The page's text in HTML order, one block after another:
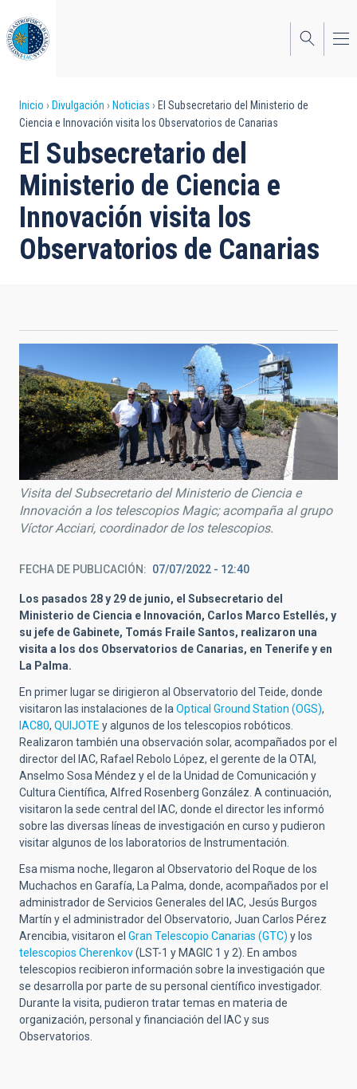
al
contenido
principal
Sobrescribir
enlaces
de
ayuda
a
la
Inicio Divulgación Noticias
El Subsecretario del Ministerio de
Ciencia e Innovación visita los Observatorios de Canarias
El Subsecretario del
Ministerio de Ciencia e
Innovación visita los
Observatorios de Canarias
Visita del Subsecretario del Ministerio de Ciencia e
Innovación a los telescopios Magic; acompaña al grupo
Víctor Acciari, coordinador de los telescopios.
FECHA DE PUBLICACIÓN 07/07/2022 - 12:40
Los pasados 28 y 29 de junio, el Subsecretario del
Ministerio de Ciencia e Innovación, Carlos Marco Estellés, y
su jefe de Gabinete, Tomás Fraile Santos, realizaron una
visita a los dos Observatorios de Canarias, en Tenerife y en
La Palma.
En primer lugar se dirigieron al Observatorio del Teide, donde
visitaron las instalaciones de la Optical Ground Station (OGS),
IAC80, QUIJOTE y algunos de los telescopios robóticos.
Realizaron también una observación solar, acompañados por el
director del IAC, Rafael Rebolo López, el gerente de la OTAI,
Anselmo Sosa Méndez y el de la Unidad de Comunicación y
Cultura Científica, Alfred Rosenberg González. A continuación,
visitaron la sede central del IAC, donde el director les informó
sobre las diversas líneas de investigación en curso y pudieron
visitar algunos de los laboratorios de Instrumentación.
Esa misma noche, llegaron al Observatorio del Roque de los
Muchachos en Garafía, La Palma, donde, acompañados por el
administrador de Servicios Generales del IAC, Jesús Burgos
Martín y el administrador del Observatorio, Juan Carlos Pérez
Arencibia, visitaron el Gran Telescopio Canarias (GTC) y los
telescopios Cherenkov(LST-1 y MAGIC 1 y 2). En ambos
telescopios recibieron información sobre la investigación que
se desarrolla por parte de su personal científico investigador.
Durante la visita, pudieron tratar temas en materia de
organización, personal y financiación del IAC y sus
Observatorios.